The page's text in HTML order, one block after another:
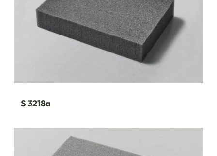
S 3218a